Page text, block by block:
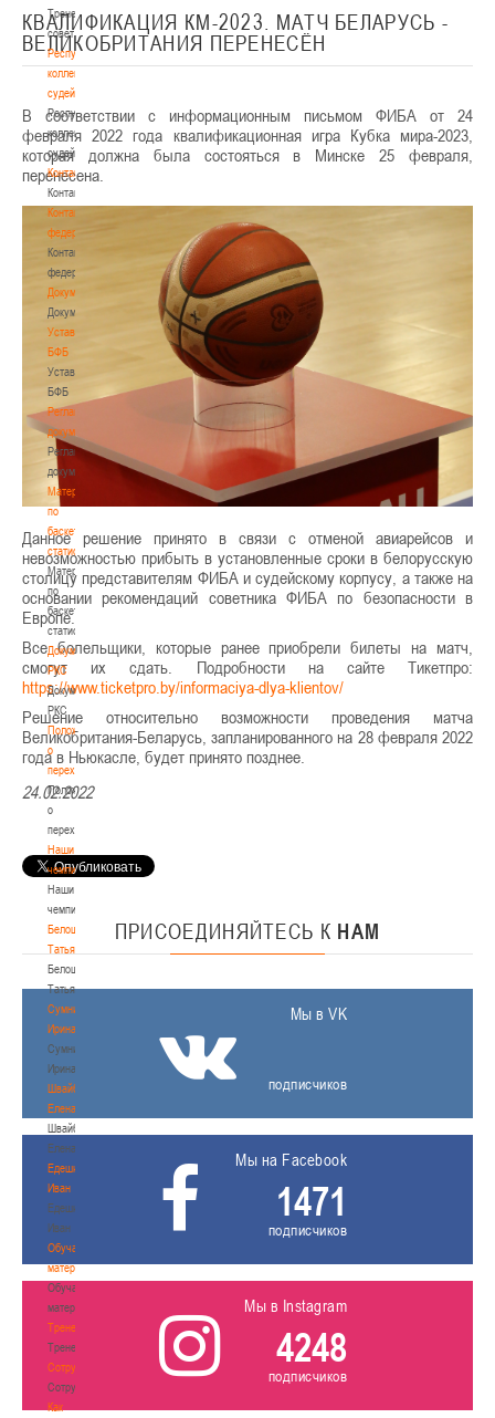
Тренерский
совет
Республиканская
коллегия
судей
Республиканская
коллегия
судей
Контакты
Контакты
Контакты
федерации
Контакты
федерации
Документы
Документы
Устав
БФБ
Устав
БФБ
Регламентирующие
документы
Регламентирующие
документы
Материалы
по
баскетбольной
статистике
Материалы
по
баскетбольной
статистике
Документы
РКС
Документы
РКС
Положение
о
переходах
Положение
о
переходах
Наши
чемпионы
Наши
чемпионы
Белошапко
Татьяна
Белошапко
Татьяна
Сумникова
Ирина
Сумникова
Ирина
Швайбович
Елена
Швайбович
Елена
Едешко
Иван
Едешко
Иван
Обучающие
материалы
Обучающие
материалы
Тренерам
Тренерам
Сотрудничество
Сотрудничество
Как
КВАЛИФИКАЦИЯ КМ-2023. МАТЧ БЕЛАРУСЬ -
ВЕЛИКОБРИТАНИЯ ПЕРЕНЕСЁН
В соответствии с информационным письмом ФИБА от 24
февраля 2022 года квалификационная игра Кубка мира-2023,
которая должна была состояться в Минске 25 февраля,
перенесена.
Данное решение принято в связи с отменой авиарейсов и
невозможностью прибыть в установленные сроки в белорусскую
столицу представителям ФИБА и судейскому корпусу, а также на
основании рекомендаций советника ФИБА по безопасности в
Европе.
Все болельщики, которые ранее приобрели билеты на матч,
смогут их сдать. Подробности на сайте Тикетпро:
https://www.ticketpro.by/informaciya-dlya-klientov/
Решение относительно возможности проведения матча
Великобритания-Беларусь, запланированного на 28 февраля 2022
года в Ньюкасле, будет принято позднее.
24.02.2022
ПРИСОЕДИНЯЙТЕСЬ К НАМ
Мы в VK
подписчиков
Мы на Facebook
1471
подписчиков
Мы в Instagram
4248
подписчиков